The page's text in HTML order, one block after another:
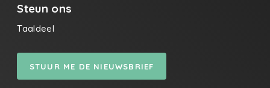
Steun ons
Taaldeel
STUUR ME DE NIEUWSBRIEF